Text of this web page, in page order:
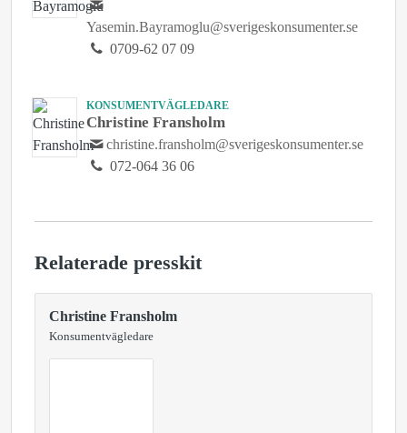
Yasemin.Bayramoglu@sverigeskonsumenter.se
0709-62 07 09
KONSUMENTVÄGLEDARE
Christine Fransholm
christine.fransholm@sverigeskonsumenter.se
072-064 36 06
Relaterade presskit
Christine Fransholm
Konsumentvägledare